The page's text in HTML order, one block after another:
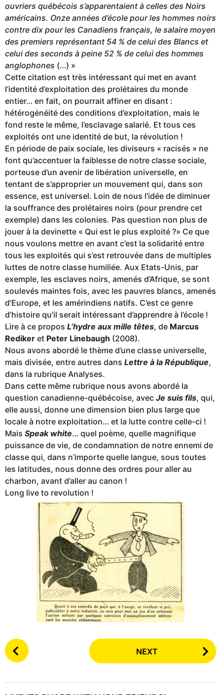
ouvriers québécois s’apparentaient à celles des Noirs
américains. Onze années d’école pour les hommes noirs
contre dix pour les Canadiens français, le salaire moyen
des premiers représentant 54 % de celui des Blancs et
celui des seconds à peine 52 % de celui des hommes
anglophones (…) »
Cette citation est très intéressant qui met en avant
l’identité d’exploitation des prolétaires du monde
entier… en fait, on pourrait affiner en disant :
hétérogénéité des conditions d’exploitation, mais le
fond reste le même, l’esclavage salarié. Et tous ces
exploités ont une identité de but, la révolution !
En période de paix sociale, les diviseurs « racisés » ne
font qu’accentuer la faiblesse de notre classe sociale,
porteuse d’un avenir de libération universelle, en
tentant de s’approprier un mouvement qui, dans son
essence, est universel. Loin de nous l’idée de diminuer
la souffrance des prolétaires noirs (pour prendre cet
exemple) dans les colonies. Pas question non plus de
jouer à la devinette « Qui est le plus exploité ?» Ce que
nous voulons mettre en avant c’est la solidarité entre
tous les exploités qui s’est retrouvée dans de multiples
luttes de notre classe humiliée. Aux Etats-Unis, par
exemple, les esclaves noirs, amenés d’Afrique, se sont
soulevés maintes fois, avec les pauvres blancs, amenés
d’Europe, et les amérindiens natifs. C’est ce genre
d’histoire qu’il serait intéressant d’apprendre à l’école !
Lire à ce propos L’hydre aux mille têtes, de Marcus
Rediker et Peter Linebaugh (2008).
Nous avons abordé le thème d’une classe universelle,
mais divisée, entre autres dans Lettre à la République,
dans la rubrique Analyses.
Dans cette même rubrique nous avons abordé la
question canadienne-québécoise, avec Je suis fils, qui,
elle aussi, donne une dimension bien plus large que
locale à notre exploitation… et la lutte contre celle-ci !
Mais Speak white… quel poème, quelle magnifique
puissance de vie, de condamnation de notre ennemi de
classe qui, dans n’importe quelle langue, sous toutes
les latitudes, nous donne des ordres pour aller au
charbon, avant d’aller au canon !
Long live to revolution !
P
o
NEXT